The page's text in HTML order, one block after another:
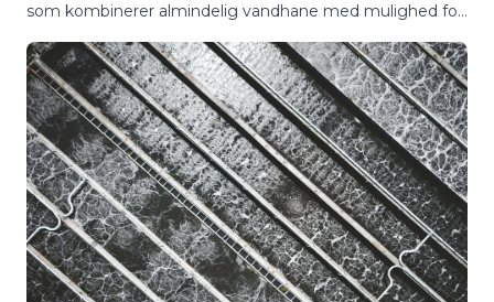
som kombinerer almindelig vandhane med mulighed for
filtreret, afkølet og kulsyreholdigt drikkevand direkte fra
hanen. Hvis du overvejer at droppe plasticflasker og få
premium-bordvand hjemme, er dette en populær
løsning — men der er ting, du bør kende til før køb.
Nedenfor får du en samlet gennemgang af funktioner,
specifikationer, filtre, installation, prisniveau og en kort
anmeldelse af fordele og ulemper.